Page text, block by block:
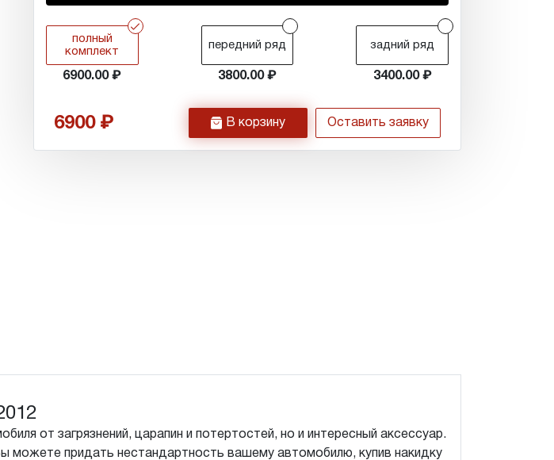
r
полный
комплект
6900.00
передний ряд
3800.00
задний ряд
3400.00
6900 h В корзину Оставить заявку
от загрязнений, царапин и потертостей, но и интересный аксессуар.
можете придать нестандартность вашему автомобилю, купив накидку